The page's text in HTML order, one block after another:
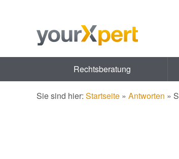
Rechtsberatung
Sie sind hier: Startseite » Antworten »